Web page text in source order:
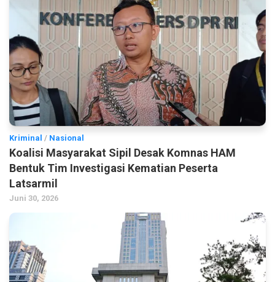
Kriminal / Nasional
Koalisi Masyarakat Sipil Desak Komnas HAM
Bentuk Tim Investigasi Kematian Peserta
Latsarmil
Juni 30, 2026